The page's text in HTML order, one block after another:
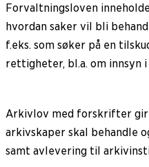
Forvaltningsloven
hvordan saker vil bli
f.eks. som søker på en
rettigheter, bl.a. om innsyn
Arkivlov med forskrifter
arkivskaper skal behandle
samt avlevering til